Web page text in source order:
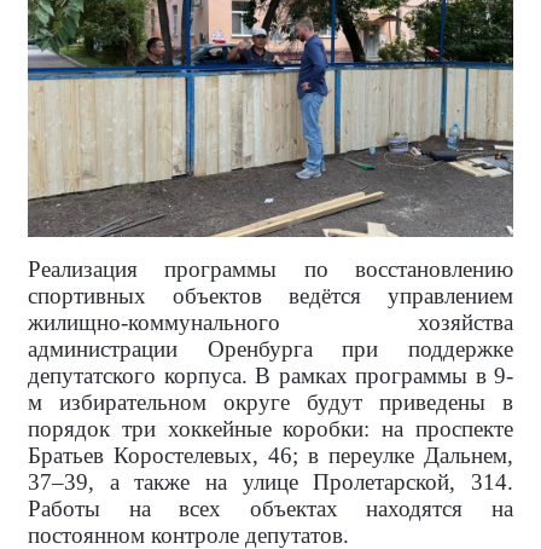
Реализация программы по восстановлению
спортивных объектов ведётся управлением
жилищно-коммунального хозяйства
администрации Оренбурга при поддержке
депутатского корпуса. В рамках программы в 9-
м избирательном округе будут приведены в
порядок три хоккейные коробки: на проспекте
Братьев Коростелевых, 46; в переулке Дальнем,
37–39, а также на улице Пролетарской, 314.
Работы на всех объектах находятся на
постоянном контроле депутатов.